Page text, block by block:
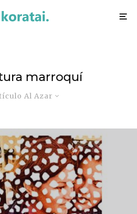
marroquí
Al Azar